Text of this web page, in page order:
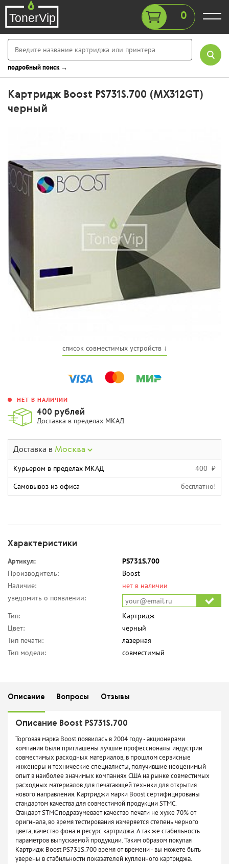
0
подробный поиск →
Картридж Boost PS731S.700 (MX312GT)
черный
список совместимых устройств ↓
НЕТ В НАЛИЧИИ
400 рублей
Доставка в пределах МКАД
Доставка в Москва
Курьером в пределах МКАД
400 ₽
Самовывоз из офиса
бесплатно!
Характеристики
Артикул:
PS731S.700
Производитель:
Boost
Наличие:
нет в наличии
уведомить о появлении:
Тип:
Картридж
Цвет:
черный
Тип печати:
лазерная
Тип модели:
совместимый
Описание Вопросы Отзывы
Описание Boost PS731S.700
Торговая марка Boost появилась в 2004 году - акционерами
компании были приглашены лучшие профессионалы индустрии
совместимых расходных материалов, в прошлом сервисные
инженеры и технические специалисты, получившие неоценимый
опыт в наиболее значимых компаниях США на рынке совместимых
расходных материалов для печатающей техники для открытия
нового направления. Картриджи марки Boost сертифицированы
стандартом качества для совместимой продукции STMC.
Стандарт STMC подразумевает качество печати не хуже 70% от
оригинала, во время тестирования измеряется степень черного
цвета, качество фона и ресурс картриджа. А так же стабильность
параметров выпускаемой продукции. Таким образом покупая
Картридж Boost PS731S.700 время от времени - вы можете быть
уверены в стабильности показателей купленного картриджа.